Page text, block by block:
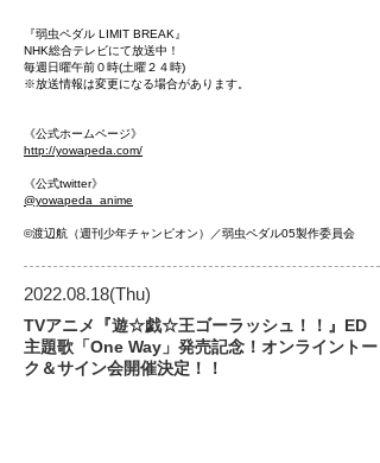
『弱虫ペダル LIMIT BREAK』
NHK総合テレビにて放送中！
毎週日曜午前０時(土曜２４時)
※放送情報は変更になる場合があります。
《公式ホームページ》
http://yowapeda.com/
《公式twitter》
@yowapeda_anime
©渡辺航（週刊少年チャンピオン）／弱虫ペダル05製作委員会
2022.08.18(Thu)
TVアニメ『遊☆戯☆王ゴーラッシュ！！』ED
主題歌「One Way」発売記念！オンライントー
ク＆サイン会開催決定！！